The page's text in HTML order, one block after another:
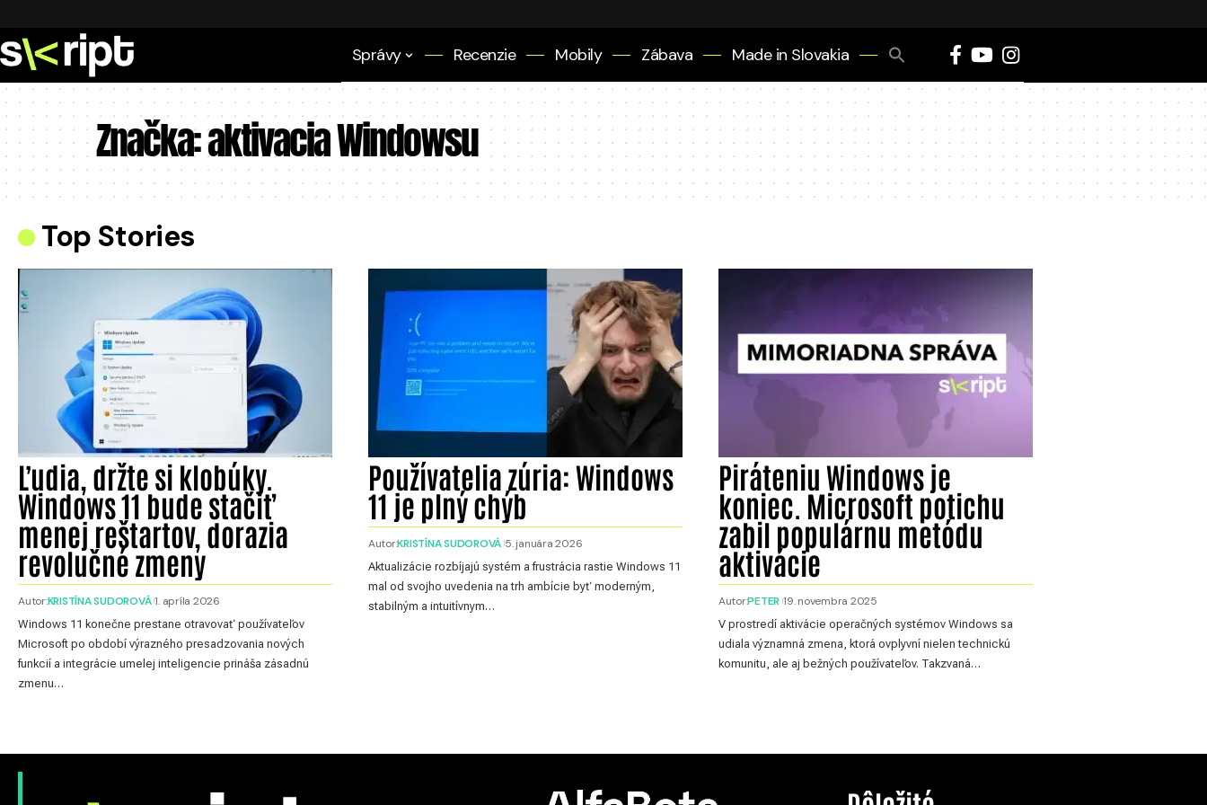
Správy Recenzie Mobily Zábava Made in Slovakia
Search
Značka:aktivacia Windowsu
Top Stories
Ľudia, držte si klobúky.
Windows 11 bude stačiť
menej reštartov, dorazia
revolučné zmeny
Autor:KRISTÍNA SUDOROVÁ 1. apríla 2026
Windows 11 konečne prestane otravovať používateľov
Microsoft po období výrazného presadzovania nových
funkcií a integrácie umelej inteligencie prináša zásadnú
zmenu…
Používatelia zúria: Windows
11 je plný chýb
Autor:KRISTÍNA SUDOROVÁ 5. januára 2026
Aktualizácie rozbíjajú systém a frustrácia rastie Windows 11
mal od svojho uvedenia na trh ambície byť moderným,
stabilným a intuitívnym…
Piráteniu Windows je
koniec. Microsoft potichu
zabil populárnu metódu
aktivácie
Autor:PETER 19. novembra 2025
V prostredí aktivácie operačných systémov Windows sa
udiala významná zmena, ktorá ovplyvní nielen technickú
komunitu, ale aj bežných používateľov. Takzvaná…